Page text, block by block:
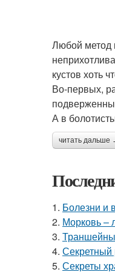
Любой метод
кустов хоть
Во-первых,
А в
читать дальше
1. Болезни и
2. Морковь –
3.
4. Секретный
5. Секреты